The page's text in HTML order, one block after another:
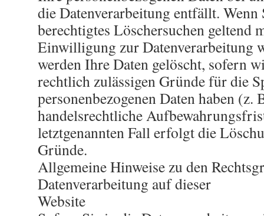
die Datenverarbeitung entfällt. Wenn
berechtigtes Löschersuchen geltend
Einwilligung zur Datenverarbeitung
werden Ihre Daten gelöscht, sofern
rechtlich zulässigen Gründe für die
personenbezogenen Daten haben (z.
handelsrechtliche
letztgenannten Fall erfolgt die
Gründe.
Allgemeine Hinweise zu den
Datenverarbeitung auf dieser
Website